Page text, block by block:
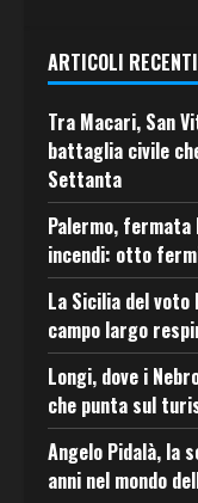
ARTICOLI RECENTI
Tra Macari, San
battaglia civile
Settanta
Palermo, fermata
incendi: otto
La Sicilia del
campo largo
Longi, dove i
che punta sul
Angelo Pidalà, la
anni nel mondo